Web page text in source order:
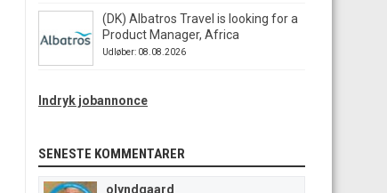
(DK) Albatros Travel is looking for a
Product Manager, Africa
Udløber: 08.08.2026
Indryk jobannonce
SENESTE KOMMENTARER
olyndgaard